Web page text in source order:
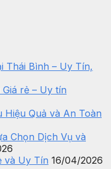
Thái Bình – Uy Tín,
rẻ – Uy tín
Hiệu Quả và An Toàn
Chọn Dịch Vụ và
và Uy Tín 16/04/2026